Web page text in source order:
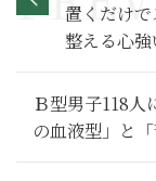
置くだけ
整える心
ャー』
Ｂ型男子118
の血液型」と